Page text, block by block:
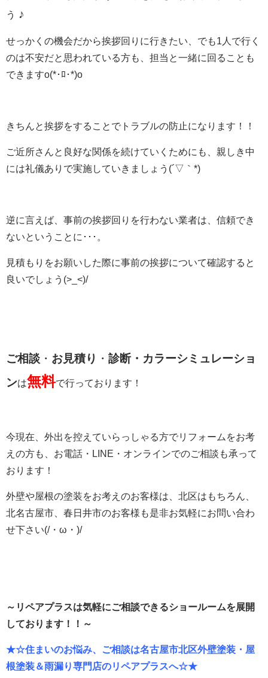
う
♪
せっかくの機会だから挨拶回りに行きたい、でも1人で行く
のは不安だと思われている方も、担当と一緒に回ることも
できますo(*･ﾛ･*)o
きちんと挨拶をすることでトラブルの防止になります！！
ご近所さんと良好な関係を続けていくためにも
、親しき中
には礼儀ありで実施していきましょう(´▽｀*)
逆に言えば、事前の挨拶回りを行わない業者は、信頼でき
ないということに･･･。
見積もりをお願いした際に事前の挨拶について確認すると
良いでしょう(>_<)/
ご相談 ・ お見積り ・ 診断・ カラーシミュレーショ
ンは無料で行っております！
今現在、外出を控えていらっしゃる方でリフォームをお考
えの方も、お電話・LINE・オンラインでのご相談も承って
おります！
外壁や屋根の塗装をお考えのお客様は、北区はもちろん、
北名古屋市、春日井市のお客様も是非お気軽にお問い合わ
せ下さい(/・ω・)/
～リペアプラスは気軽にご相談できるショールームを展開
しております！！～
★☆住まいのお悩み、ご相談は名古屋市北区外壁塗装・屋
根塗装＆雨漏り専門店のリペアプラスへ☆★